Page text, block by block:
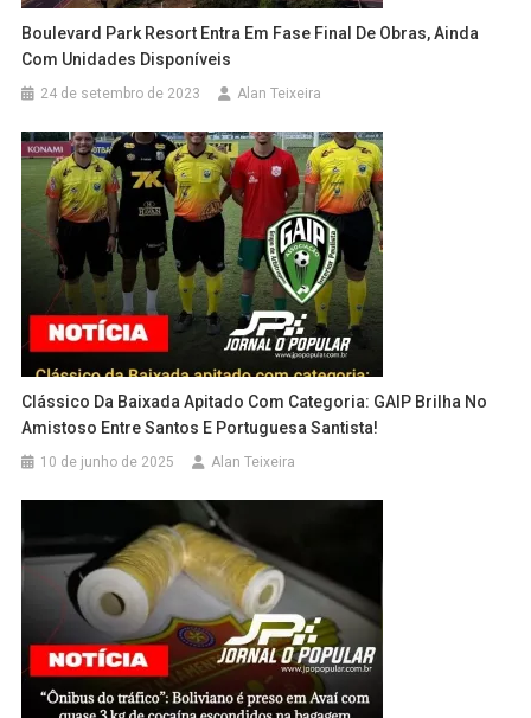
Boulevard Park Resort Entra Em Fase Final De Obras, Ainda
Com Unidades Disponíveis
24 de setembro de 2023 Alan Teixeira
Clássico Da Baixada Apitado Com Categoria: GAIP Brilha No
Amistoso Entre Santos E Portuguesa Santista!
10 de junho de 2025 Alan Teixeira